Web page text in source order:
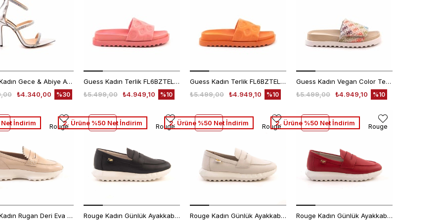
Rouge Kadın Gece & Abiye Ayakkabı 985
₺4.340,00
%30
Guess Kadın Terlik FL6BZTELE19
₺4.949,10
₺5.499,00 %10
Guess Kadın Terlik FL6BZTELE19
₺4.949,10
₺5.499,00 %10
Guess Kadın Vegan Color Terlik Ayakkabı
₺4.949,10
₺5.499,00 %10
Rouge Kadın Rugan Deri Eva Taban Bej Parlak Günlük Ayakkabı
İndirim Rouge
Rouge Kadın Günlük Ayakkabı 0293
2. Ürüne %50 Net İndirim Rouge
Rouge Kadın Günlük Ayakkabı 0293
2. Ürüne %50 Net İndirim Rouge
Rouge Kadın Günlük Ayakkabı 0293
2. Ürüne %50 Net İndirim Rouge